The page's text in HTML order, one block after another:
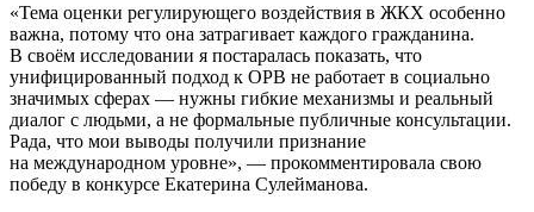
Тема оценки регулирующего воздействия в ЖКХ особенно
важна, потому что она затрагивает каждого гражданина.
В своём исследовании я постаралась показать, что
унифицированный подход к ОРВ не работает в социально
значимых сферах — нужны гибкие механизмы и реальный
диалог с людьми, а не формальные публичные консультации.
Рада, что мои выводы получили признание
на международном уровне , — прокомментировала свою
победу в конкурсе Екатерина Сулейманова.